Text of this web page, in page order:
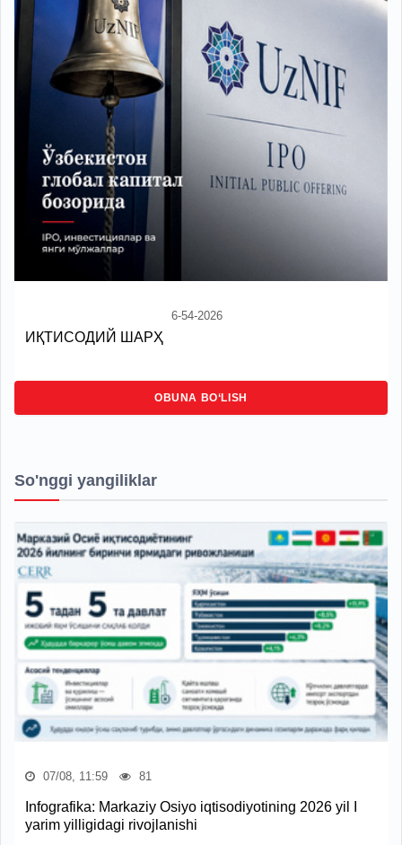
6-54-2026
ИҚТИСОДИЙ ШАРҲ
OBUNA BO‘LISH
So'nggi yangiliklar
07/08, 11:59 81
Infografika: Markaziy Osiyo iqtisodiyotining 2026 yil I
yarim yilligidagi rivojlanishi